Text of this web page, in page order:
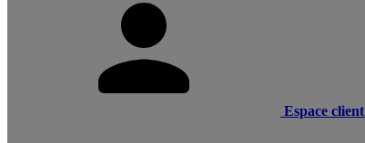
Espace client